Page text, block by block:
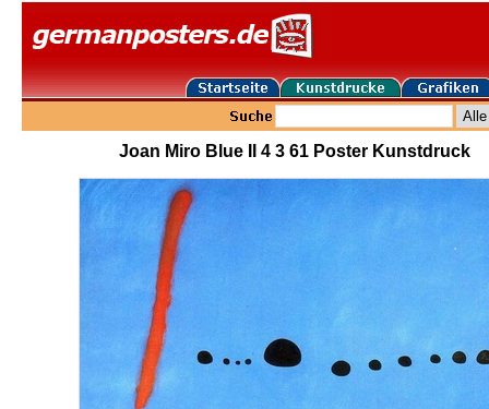
Joan Miro Blue II 4 3 61 Poster Kunstdruck